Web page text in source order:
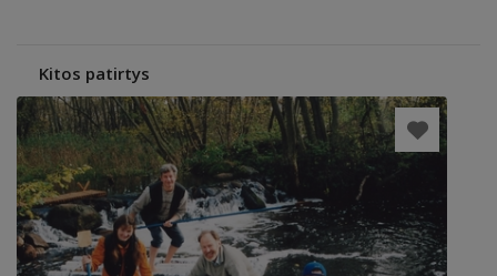
Kitos patirtys